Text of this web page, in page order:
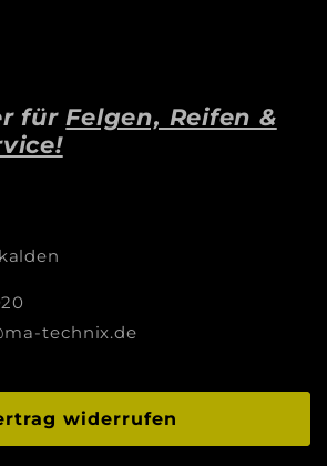
fürFelgen, Reifen &
technix.de
widerrufen